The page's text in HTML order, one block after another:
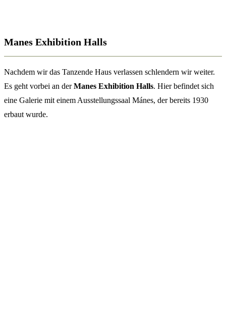
Manes Exhibition Halls
Nachdem wir das Tanzende Haus verlassen schlendern wir weiter.
Es geht vorbei an derManes Exhibition Halls. Hier befindet sich
eine Galerie mit einem Ausstellungssaal Mánes, der bereits 1930
erbaut wurde.